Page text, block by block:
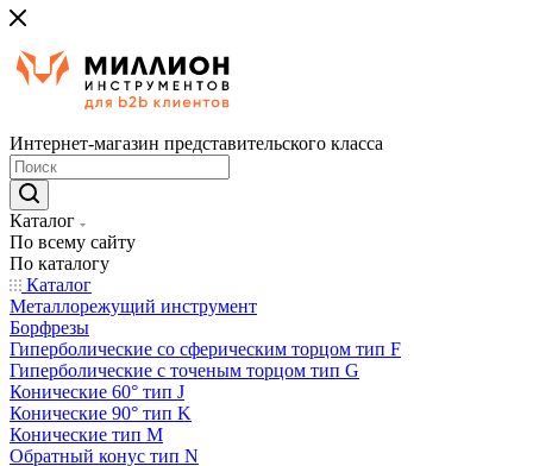
Интернет-магазин представительского класса
Каталог
По всему сайту
По каталогу
Каталог
Металлорежущий инструмент
Борфрезы
Гиперболические cо сферическим торцом тип F
Гиперболические с точеным торцом тип G
Конические 60° тип J
Конические 90° тип K
Конические тип M
Обратный конус тип N